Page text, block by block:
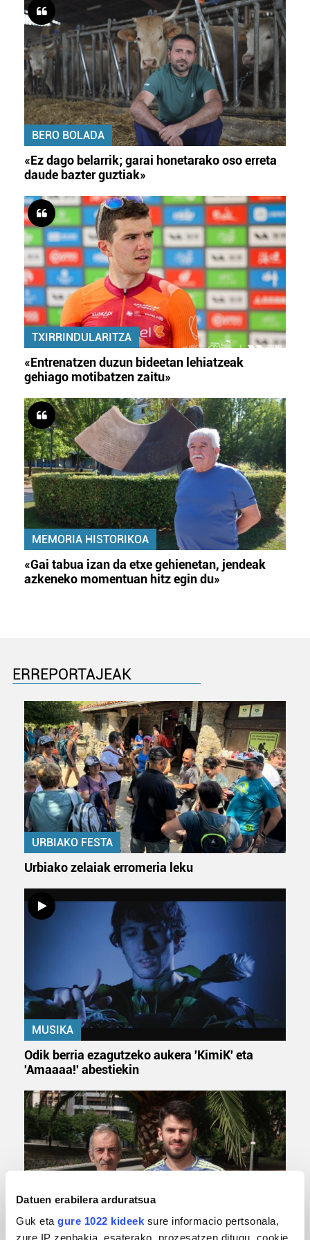
Datuen erabilera arduratsua
Guk eta gure 1022 kideek sure informacio pertsonala,
zure IP zenbakia, esaterako, prozesatzen ditugu, cookie
BERO BOLADA
«Ez dago belarrik; garai honetarako oso erreta
daude bazter guztiak»
TXIRRINDULARITZA
«Entrenatzen duzun bideetan lehiatzeak
gehiago motibatzen zaitu»
MEMORIA HISTORIKOA
«Gai tabua izan da etxe gehienetan, jendeak
azkeneko momentuan hitz egin du»
ERREPORTAJEAK
URBIAKO FESTA
Urbiako zelaiak erromeria leku
MUSIKA
Odik berria ezagutzeko aukera 'KimiK' eta
'Amaaaa!' abestiekin
MUSA